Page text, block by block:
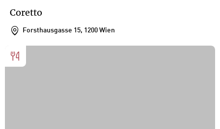
Coretto
Forsthausgasse 15, 1200 Wien